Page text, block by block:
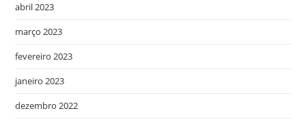
abril 2023
março 2023
fevereiro 2023
janeiro 2023
dezembro 2022